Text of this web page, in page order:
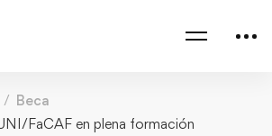
Beca
FaCAF en plena formación